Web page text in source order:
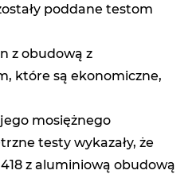
poddane testom
z obudową z
które są ekonomiczne,
mosiężnego
testy wykazały, że
z aluminiową obudową